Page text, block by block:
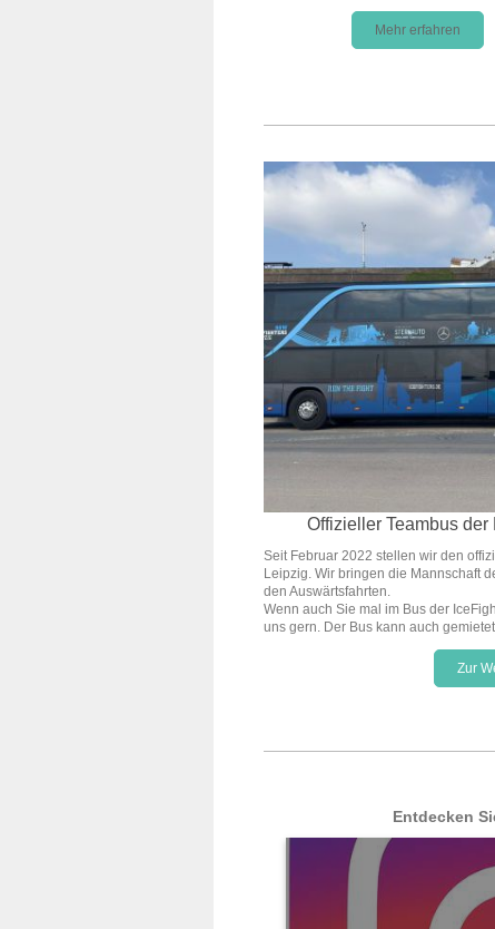
Mehr erfahren
Offizieller Teambus
Seit Februar 2022 stellen wir den
Leipzig. Wir bringen die Mannschaft
den Auswärtsfahrten.
Wenn auch Sie mal im Bus der
uns gern. Der Bus kann auch
Zur
Entdecken